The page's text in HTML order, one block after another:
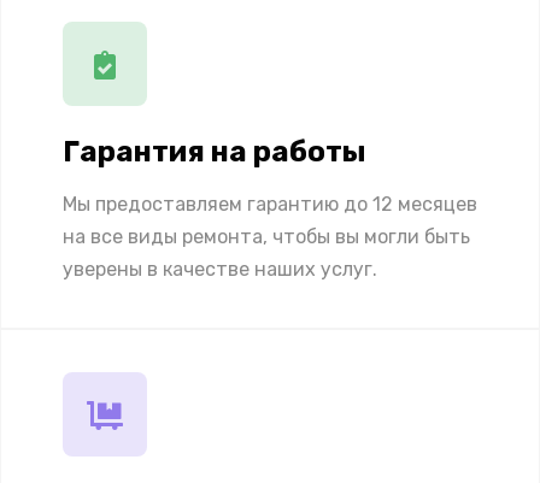
Гарантия на работы
Мы предоставляем гарантию до 12 месяцев
на все виды ремонта, чтобы вы могли быть
уверены в качестве наших услуг.